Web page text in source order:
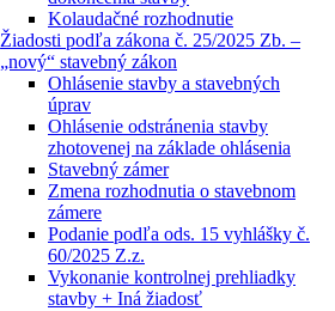
Kolaudačné rozhodnutie
Žiadosti podľa zákona č. 25/2025 Zb. –
„nový“ stavebný zákon
Ohlásenie stavby a stavebných
úprav
Ohlásenie odstránenia stavby
zhotovenej na základe ohlásenia
Stavebný zámer
Zmena rozhodnutia o stavebnom
zámere
Podanie podľa ods. 15 vyhlášky č.
60/2025 Z.z.
Vykonanie kontrolnej prehliadky
stavby + Iná žiadosť